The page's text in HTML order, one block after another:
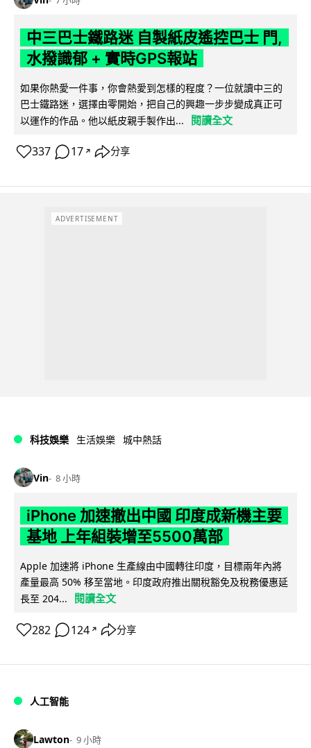
中三巴士鐵路迷 自製紙皮遙控巴士 門,
水撥識郁 + 實時GPS報站
如果你熱愛一件事，你會熱愛到怎樣的程度？一位就讀中三的
巴士鐵路迷，選擇由零開始，把自己的興趣一步步變成真正可
以運作的作品。他以紙皮親手製作出...
閱讀全文
337 17 ↗ 分享
ADVERTISEMENT
科技娛樂 生活娛樂 城中熱話
Vin 8 小時
iPhone 加速撤出中國 印度成新機主要
基地 上年組裝增至5500萬部
Apple 加速將 iPhone 生產線由中國轉往印度，目標兩年內將
產量最高 50% 移至當地。印度政府推出關稅豁免及稅務優惠延
長至 204...
閱讀全文
282 124 ↗ 分享
人工智能
Lawton 9 小時